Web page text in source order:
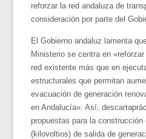
reforzar la red andaluza de
consideración por parte del
El Gobierno andaluz lamenta
Ministerio se centra en
red existente más que en
estructurales que permitan
evacuación de generación
en Andalucía». Así,
propuestas para la
(kilovoltios) de salida de